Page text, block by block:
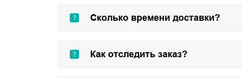
Сколько времени доставки?
Как отследить заказ?